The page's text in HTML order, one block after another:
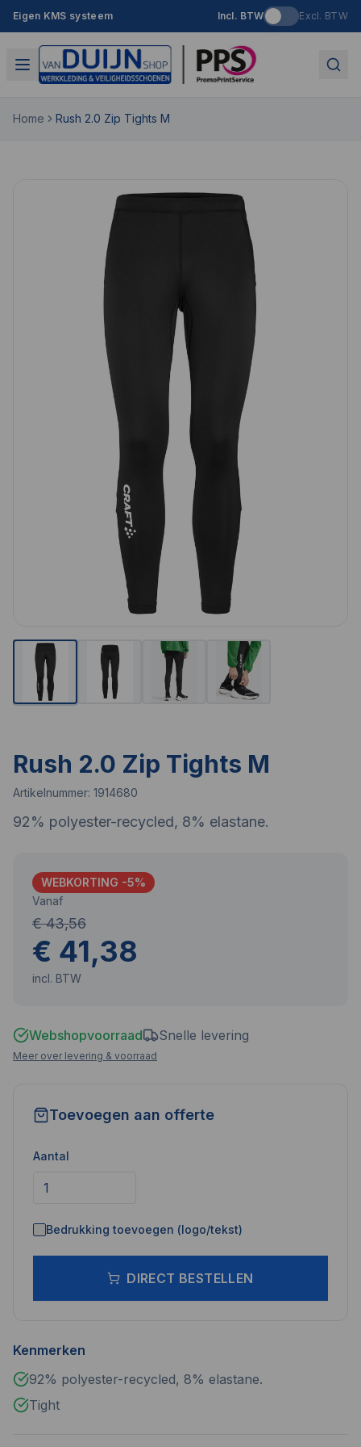
Eigen KMS systeem Incl. BTW Excl. BTW
Home Rush 2.0 Zip Tights M
Rush 2.0 Zip Tights M
Artikelnummer: 1914680
92% polyester-recycled, 8% elastane.
WEBKORTING -5%
Vanaf
€ 43,56
€ 41,38
incl. BTW
Webshopvoorraad Snelle levering
Meer over levering & voorraad
Toevoegen aan offerte
Aantal
Bedrukking toevoegen (logo/tekst)
DIRECT BESTELLEN
Kenmerken
92% polyester-recycled, 8% elastane.
Tight